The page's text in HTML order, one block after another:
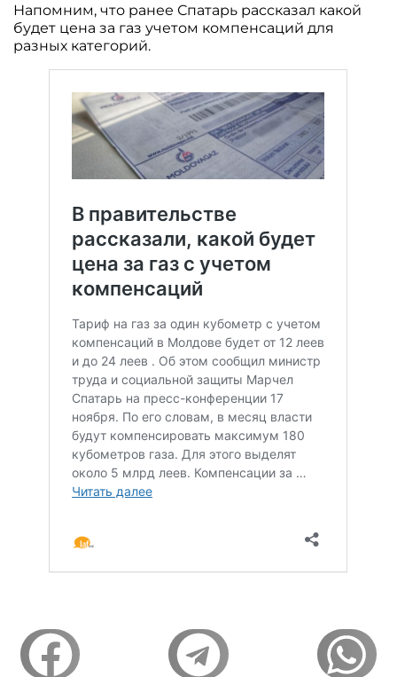
Напомним, что ранее Спатарь рассказал какой
будет цена за газ учетом компенсаций для
разных категорий.